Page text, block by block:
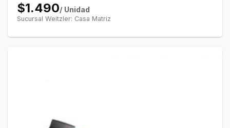
$1.490/ Unidad
Sucursal Weitzler: Casa Matriz